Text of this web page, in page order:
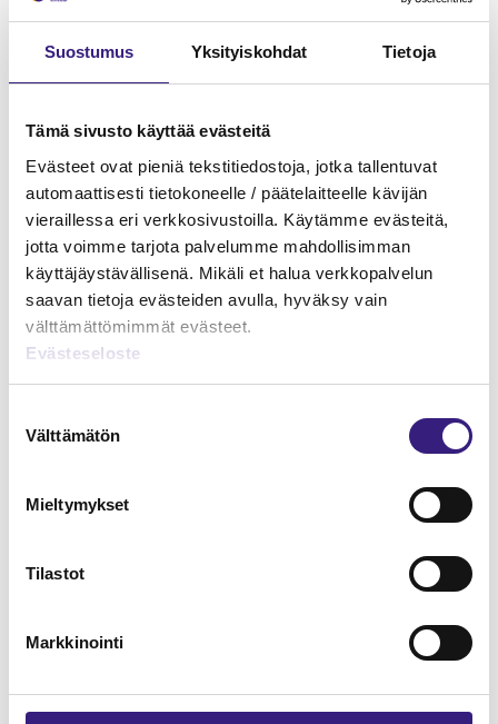
Suostumus Yksityiskohdat Tietoja
Tämä sivusto käyttää evästeitä
Evästeet ovat pieniä tekstitiedostoja, jotka tallentuvat
automaattisesti tietokoneelle / päätelaitteelle kävijän
vieraillessa eri verkkosivustoilla. Käytämme evästeitä,
jotta voimme tarjota palvelumme mahdollisimman
käyttäjäystävällisenä. Mikäli et halua verkkopalvelun
saavan tietoja evästeiden avulla, hyväksy vain
välttämättömimmät evästeet.
Evästeseloste
valinta
Välttämätön
Mieltymykset
Tilastot
Markkinointi
Verkkokauppa - kirjanpito ja
arvonlisäverotus
ARVONLISÄVERO